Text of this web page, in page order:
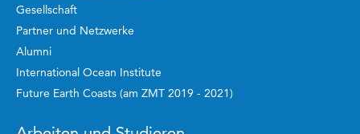
Gesellschaft
Partner und Netzwerke
Alumni
International Ocean Institute
Future Earth Coasts (am ZMT 2019 - 2021)